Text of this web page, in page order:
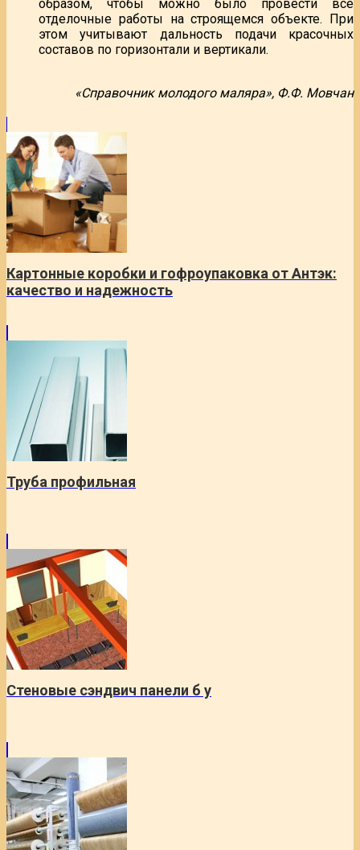
образом, чтобы можно было провести все
отделочные работы на строящемся объекте. При
этом учитывают дальность подачи красочных
составов по горизонтали и вертикали.
«Справочник молодого маляра», Ф.Ф. Мовчан
Картонные коробки и гофроупаковка от Антэк:
качество и надежность
Труба профильная
Стеновые сэндвич панели б у